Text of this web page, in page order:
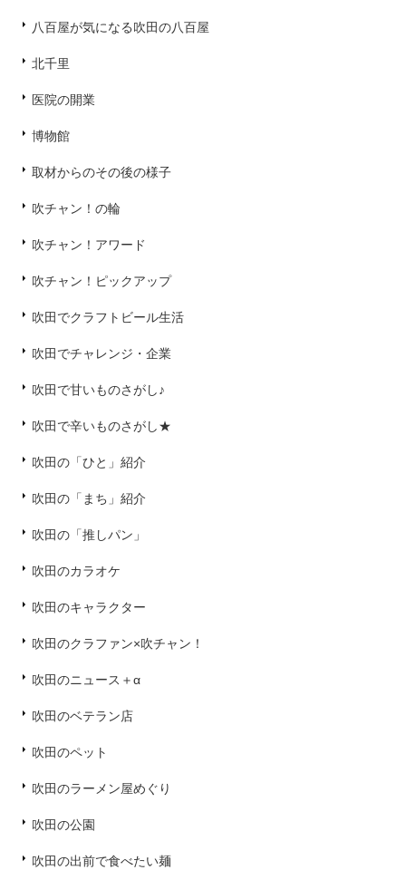
八百屋が気になる吹田の八百屋
北千里
医院の開業
博物館
取材からのその後の様子
吹チャン！の輪
吹チャン！アワード
吹チャン！ピックアップ
吹田でクラフトビール生活
吹田でチャレンジ・企業
吹田で甘いものさがし♪
吹田で辛いものさがし★
吹田の「ひと」紹介
吹田の「まち」紹介
吹田の「推しパン」
吹田のカラオケ
吹田のキャラクター
吹田のクラファン×吹チャン！
吹田のニュース＋α
吹田のベテラン店
吹田のペット
吹田のラーメン屋めぐり
吹田の公園
吹田の出前で食べたい麺